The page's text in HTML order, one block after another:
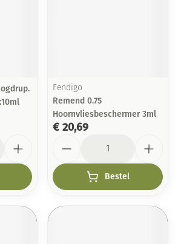
Fendigo
Remend 0.75
Hoornvliesbeschermer 3ml
€ 20,69
Bestel